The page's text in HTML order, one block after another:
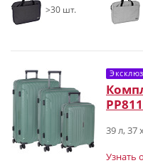
>30 шт.
39 л, 37
Узнать